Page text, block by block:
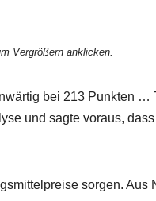
Vergrößern anklicken.
bei 213 Punkten
und sagte voraus,
sorgen. Aus